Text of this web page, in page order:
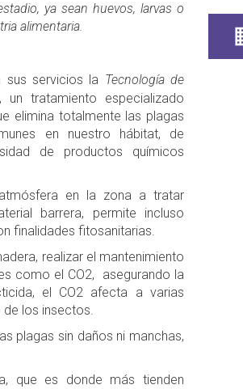
ya sean huevos, larvas o
alimentaria.
sus servicios la Tecnología de
un tratamiento especializado
elimina totalmente las plagas
en nuestro hábitat, de
de productos químicos
en la zona a tratar
barrera, permite incluso
finalidades fitosanitarias.
realizar el mantenimiento
como el CO2, asegurando la
el CO2 afecta a varias
los insectos.
plagas sin daños ni manchas,
que es donde más tienden